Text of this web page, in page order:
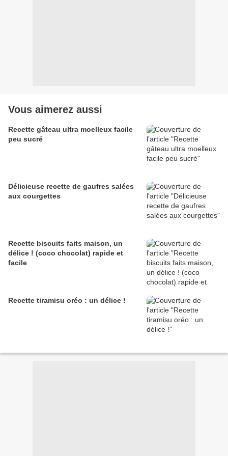
Vous aimerez aussi
Recette gâteau ultra moelleux facile
peu sucré
Délicieuse recette de gaufres salées
aux courgettes
Recette biscuits faits maison, un
délice ! (coco chocolat) rapide et
facile
Recette tiramisu oréo : un délice !